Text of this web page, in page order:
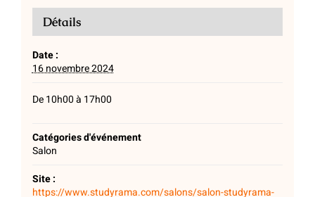
Détails
Date :
16 novembre 2024
De 10h00 à 17h00
Catégories d'événement
Salon
Site :
https://www.studyrama.com/salons/salon-studyrama-